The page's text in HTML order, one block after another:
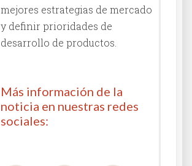
mejores estrategias de mercado
y definir prioridades de
desarrollo de productos.
Más información de la
noticia en nuestras redes
sociales: